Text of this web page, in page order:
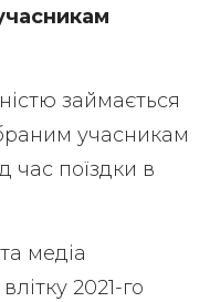
займається
учасникам
час поїздки в
медіа
2021-го